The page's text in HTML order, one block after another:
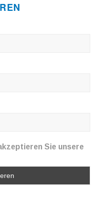
Sie unsere